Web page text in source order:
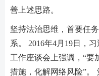
善上述思路。
坚持法治思维，首要任
系。 2016年4月19日，
工作座谈会上强调，“要
措施，化解网络风险”。